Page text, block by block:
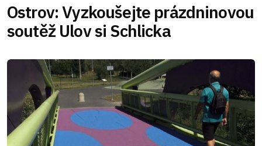
Ostrov: Vyzkoušejte prázdninovou
soutěž Ulov si Schlicka